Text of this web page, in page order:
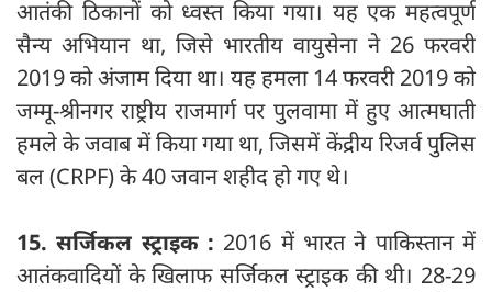
आतंकी ठिकानों को ध्वस्त किया गया। यह एक महत्वपूर्ण
सैन्य अभियान था, जिसे भारतीय वायुसेना ने 26 फरवरी
2019 को अंजाम दिया था। यह हमला 14 फरवरी 2019 को
जम्मू-श्रीनगर राष्ट्रीय राजमार्ग पर पुलवामा में हुए आत्मघाती
हमले के जवाब में किया गया था, जिसमें केंद्रीय रिजर्व पुलिस
बल (CRPF) के 40 जवान शहीद हो गए थे।
15. सर्जिकल स्ट्राइक : 2016 में भारत ने पाकिस्तान में
आतंकवादियों के खिलाफ सर्जिकल स्ट्राइक की थी। 28-29